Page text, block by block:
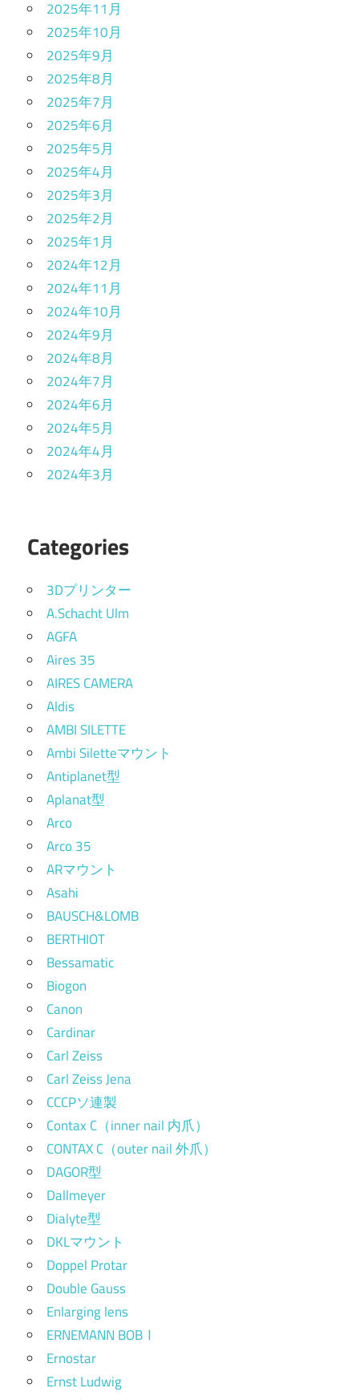
2025年11月
2025年10月
2025年9月
2025年8月
2025年7月
2025年6月
2025年5月
2025年4月
2025年3月
2025年2月
2025年1月
2024年12月
2024年11月
2024年10月
2024年9月
2024年8月
2024年7月
2024年6月
2024年5月
2024年4月
2024年3月
Categories
3Dプリンター
A.Schacht Ulm
AGFA
Aires 35
AIRES CAMERA
Aldis
AMBI SILETTE
Ambi Siletteマウント
Antiplanet型
Aplanat型
Arco
Arco 35
ARマウント
Asahi
BAUSCH&LOMB
BERTHIOT
Bessamatic
Biogon
Canon
Cardinar
Carl Zeiss
Carl Zeiss Jena
CCCPソ連製
Contax C（inner nail 内爪）
CONTAX C（outer nail 外爪）
DAGOR型
Dallmeyer
Dialyte型
DKLマウント
Doppel Protar
Double Gauss
Enlarging lens
ERNEMANN BOBⅠ
Ernostar
Ernst Ludwig